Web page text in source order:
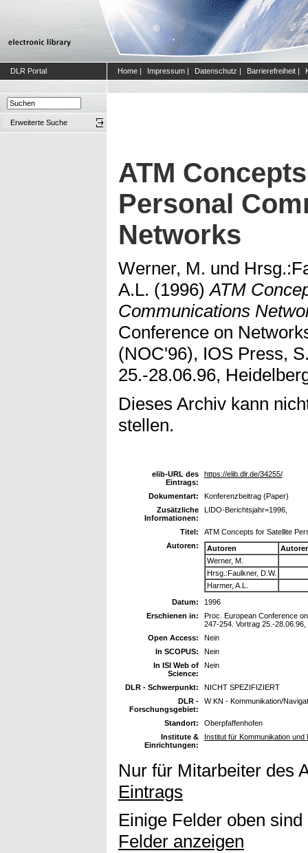
DLR Portal Home | Impressum | Datenschutz | Barrierefreiheit |
Erweiterte Suche
ATM
Personal
Networks
Werner, M. und
A.L. (1996)ATM
Communications
Conference on
(NOC'96), IOS Press,
25.-28.06.96,
Dieses Archiv kann
stellen.
elib-URL des
Eintrags:
https://elib.dlr.de/34255/
Dokumentart:
Konferenzbeitrag (Paper)
Zusätzliche
Informationen:
LIDO-Berichtsjahr=1996,
Titel:
ATM Concepts for Satellite
Autoren:
Autoren
Werner, M.
Hrsg.:Faulkner, D.W.
Harmer, A.L.
Datum:
1996
Erschienen in:
Proc. European Conference
247-254. Vortrag 25.-28.06.96,
Open Access:
Nein
In SCOPUS:
Nein
In ISI Web of
Science:
Nein
DLR - Schwerpunkt:
NICHT SPEZIFIZIERT
DLR -
Forschungsgebiet:
W KN - Kommunikation/
Standort:
Oberpfaffenhofen
Institute &
Einrichtungen:
Institut für Kommunikation
Nur für Mitarbeiter des
Eintrags
Einige Felder oben
Felder anzeigen